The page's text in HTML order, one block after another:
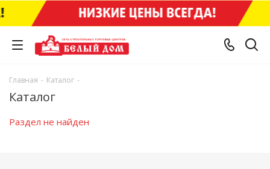
Главная - Каталог -
Каталог
Раздел не найден